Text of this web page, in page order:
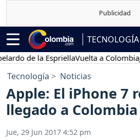
TECNOLOGÍA
de la EspriellaVuelta a Colombia
Tecnología Noticias
Apple: El iPhone 7
llegado a Colombia
Jue, 29 Jun 2017 4:52 pm